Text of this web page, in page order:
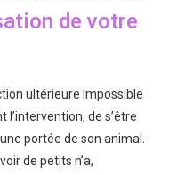
de votre
ultérieure impossible
de s’être
portée de son animal.
de petits n’a,